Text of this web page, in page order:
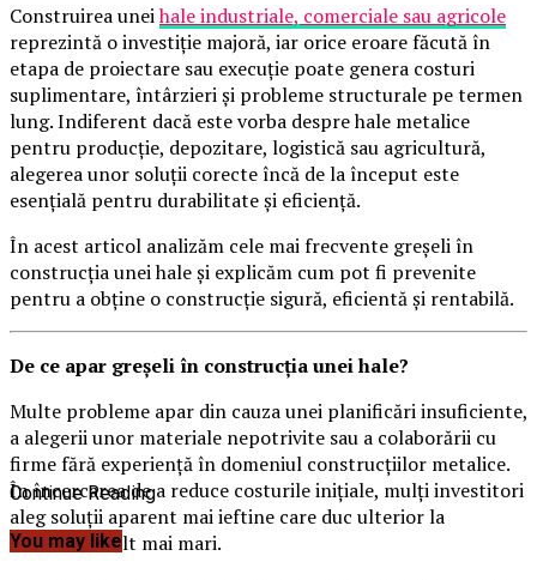
Construirea uneihale industriale, comerciale sau agricole
reprezintă o investiție majoră, iar orice eroare făcută în
etapa de proiectare sau execuție poate genera costuri
suplimentare, întârzieri și probleme structurale pe termen
lung. Indiferent dacă este vorba despre hale metalice
pentru producție, depozitare, logistică sau agricultură,
alegerea unor soluții corecte încă de la început este
esențială pentru durabilitate și eficiență.
În acest articol analizăm cele mai frecvente greșeli în
construcția unei hale și explicăm cum pot fi prevenite
pentru a obține o construcție sigură, eficientă și rentabilă.
De ce apar greșeli în construcția unei hale?
Multe probleme apar din cauza unei planificări insuficiente,
a alegerii unor materiale nepotrivite sau a colaborării cu
firme fără experiență în domeniul construcțiilor metalice.
În încercarea de a reduce costurile inițiale, mulți investitori
aleg soluții aparent mai ieftine care duc ulterior la
cheltuieli mult mai mari.
Continue Reading
You may like